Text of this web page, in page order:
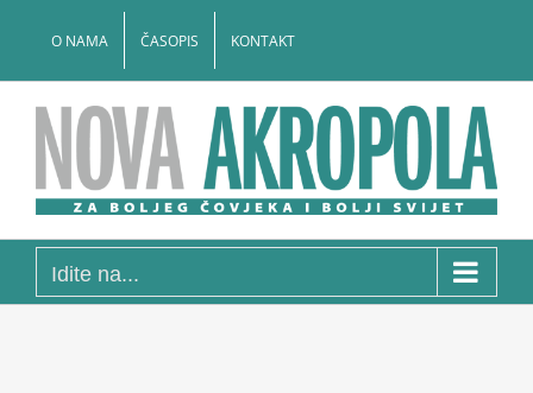
O NAMA ČASOPIS KONTAKT
Idite na...